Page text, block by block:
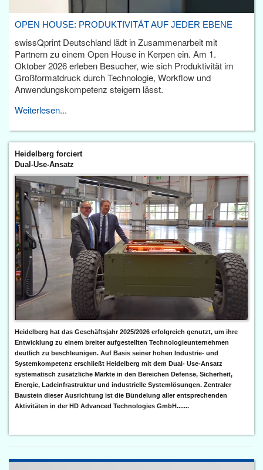
OPEN HOUSE: PRODUKTIVITÄT AUF JEDER EBENE
swissQprint Deutschland lädt in Zusammenarbeit mit
Partnern zu einem Open House in Kerpen ein. Am 1.
Oktober 2026 erleben Besucher, wie sich Produktivität im
Großformatdruck durch Technologie, Workflow und
Anwendungskompetenz steigern lässt.
Weiterlesen...
Heidelberg forciert
Dual-Use-Ansatz
Heidelberg hat das Geschäftsjahr 2025/2026 erfolgreich genutzt, um ihre
Entwicklung zu einem breiter aufgestellten Technologieunternehmen
deutlich zu beschleunigen. Auf Basis seiner hohen Industrie- und
Systemkompetenz erschließt Heidelberg mit dem Dual- Use-Ansatz
systematisch zusätzliche Märkte in den Bereichen Defense, Sicherheit,
Energie, Ladeinfrastruktur und industrielle Systemlösungen. Zentraler
Baustein dieser Ausrichtung ist die Bündelung aller entsprechenden
Aktivitäten in der HD Advanced Technologies GmbH.......